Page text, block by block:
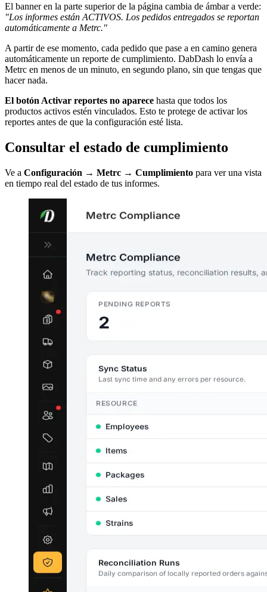
El banner en la parte superior de la página cambia de ámbar a verde:
"Los informes están ACTIVOS. Los pedidos entregados se reportan
automáticamente a Metrc."
A partir de ese momento, cada pedido que pase a en camino genera
automáticamente un reporte de cumplimiento. DabDash lo envía a
Metrc en menos de un minuto, en segundo plano, sin que tengas que
hacer nada.
El botón Activar reportes no aparece hasta que todos los
productos activos estén vinculados. Esto te protege de activar los
reportes antes de que la configuración esté lista.
Consultar el estado de cumplimiento
Ve a Configuración → Metrc → Cumplimiento para ver una vista
en tiempo real del estado de tus informes.